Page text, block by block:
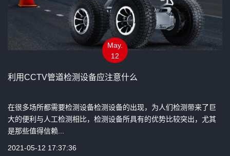
May.
12
利用CCTV管道检测设备应注意什么
在很多场所都需要检测设备检测设备的出现，为人们检测带来了巨
大的便利与人工检测相比，检测设备所具有的优势比较突出，尤其
是那些值得信赖...
2021-05-12 17:37:36